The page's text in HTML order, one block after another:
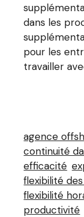
dans les
pour les
travailler
agence
continuité
efficacité
flexibilité
flexibilité
productivité